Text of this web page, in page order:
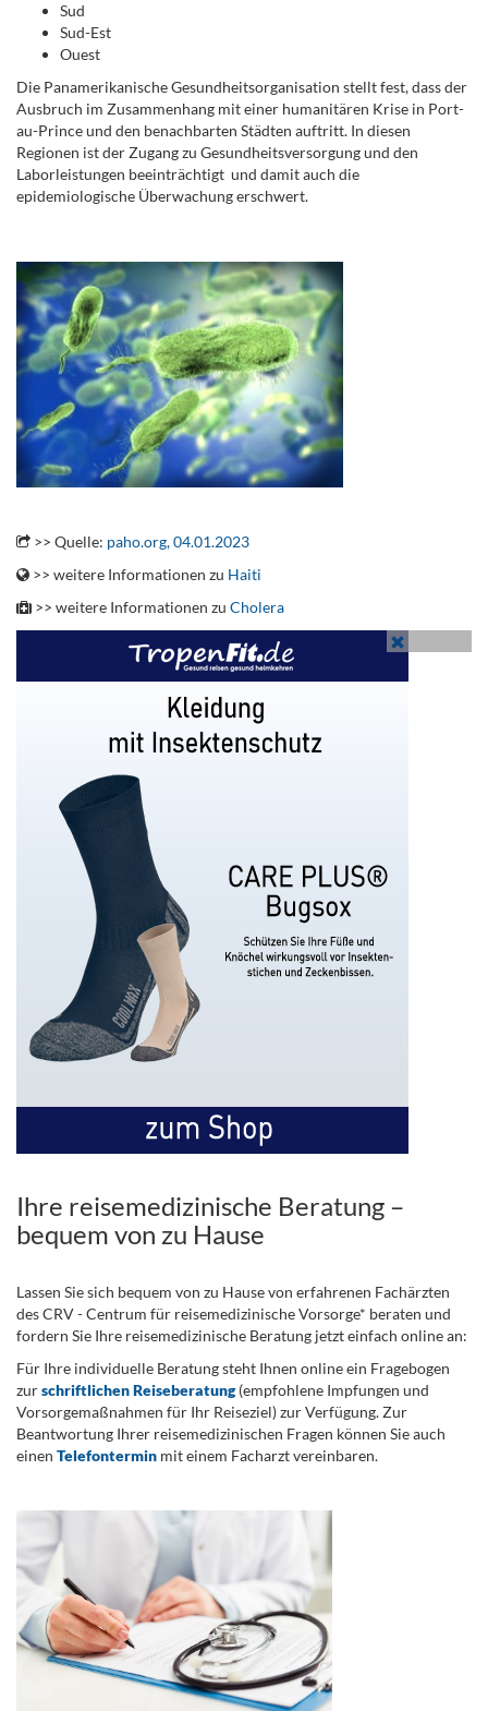
Sud
Sud-Est
Ouest
Die Panamerikanische Gesundheitsorganisation stellt fest, dass der
Ausbruch im Zusammenhang mit einer humanitären Krise in Port-
au-Prince und den benachbarten Städten auftritt. In diesen
Regionen ist der Zugang zu Gesundheitsversorgung und den
Laborleistungen beeinträchtigt und damit auch die
epidemiologische Überwachung erschwert.
>> Quelle: paho.org, 04.01.2023
>> weitere Informationen zu Haiti
>> weitere Informationen zu Cholera
Ihre reisemedizinische Beratung –
bequem von zu Hause
Lassen Sie sich bequem von zu Hause von erfahrenen Fachärzten
des CRV - Centrum für reisemedizinische Vorsorge* beraten und
fordern Sie Ihre reisemedizinische Beratung jetzt einfach online an:
Für Ihre individuelle Beratung steht Ihnen online ein Fragebogen
zurschriftlichen Reiseberatung(empfohlene Impfungen und
Vorsorgemaßnahmen für Ihr Reiseziel) zur Verfügung. Zur
Beantwortung Ihrer reisemedizinischen Fragen können Sie auch
einen Telefontermin mit einem Facharzt vereinbaren.